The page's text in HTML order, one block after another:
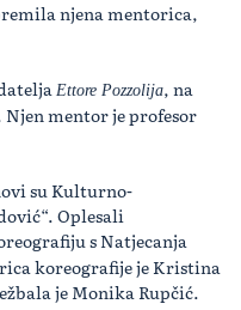
njena mentorica,
Ettore Pozzolija, na
mentor je profesor
su Kulturno-
Oplesali
s Natjecanja
koreografije je Kristina
je Monika Rupčić.